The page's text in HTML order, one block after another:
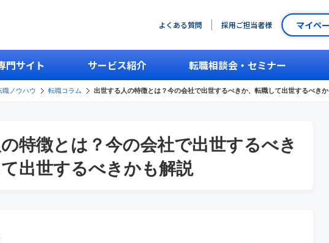
よくある質問 採用ご担当者様 マイペ
門サイト サービス紹介 転職相談会・セミナー
職ノウハウ 転職コラム 出世する人の特徴とは？今の会社で出世するべきか、転職して出世するべき
特徴とは？今の会社で出世するべき
出世するべきかも解説